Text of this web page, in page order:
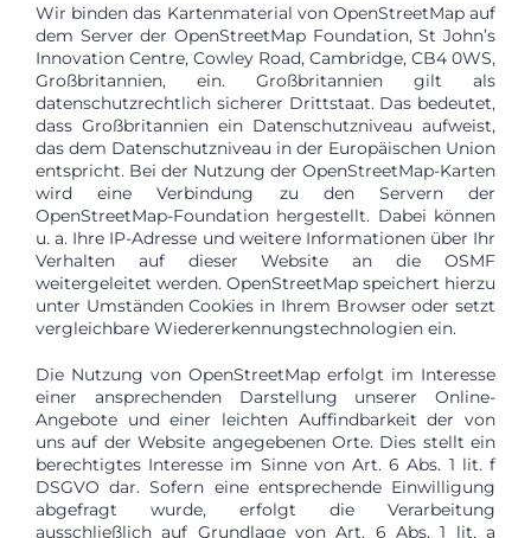
Wir binden das Kartenmaterial von OpenStreetMap auf
dem Server der OpenStreetMap Foundation, St John’s
Innovation Centre, Cowley Road, Cambridge, CB4 0WS,
Großbritannien, ein. Großbritannien gilt als
datenschutzrechtlich sicherer Drittstaat. Das bedeutet,
dass Großbritannien ein Datenschutzniveau aufweist,
das dem Datenschutzniveau in der Europäischen Union
entspricht. Bei der Nutzung der OpenStreetMap-Karten
wird eine Verbindung zu den Servern der
OpenStreetMap-Foundation hergestellt. Dabei können
u. a. Ihre IP-Adresse und weitere Informationen über Ihr
Verhalten auf dieser Website an die OSMF
weitergeleitet werden. OpenStreetMap speichert hierzu
unter Umständen Cookies in Ihrem Browser oder setzt
vergleichbare Wiedererkennungstechnologien ein.
Die Nutzung von OpenStreetMap erfolgt im Interesse
einer ansprechenden Darstellung unserer Online-
Angebote und einer leichten Auffindbarkeit der von
uns auf der Website angegebenen Orte. Dies stellt ein
berechtigtes Interesse im Sinne von Art. 6 Abs. 1 lit. f
DSGVO dar. Sofern eine entsprechende Einwilligung
abgefragt wurde, erfolgt die Verarbeitung
ausschließlich auf Grundlage von Art. 6 Abs. 1 lit. a